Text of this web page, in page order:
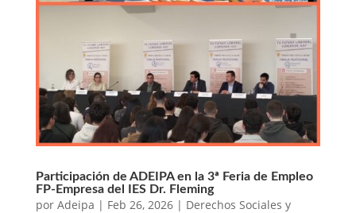
Participación de ADEIPA en la 3ª Feria de Empleo
FP-Empresa del IES Dr. Fleming
por Adeipa | Feb 26, 2026| Derechos Sociales y